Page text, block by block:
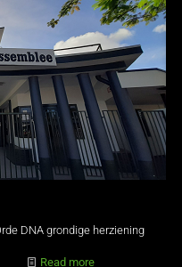
DNA grondige herziening
Read more